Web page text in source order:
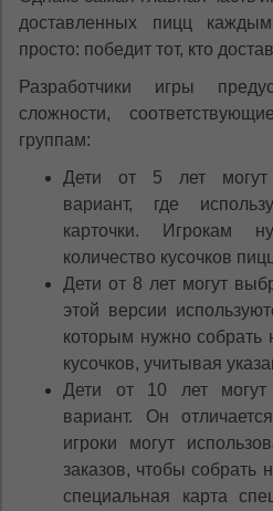
доставленных пицц
просто: победит тот, кто
Разработчики игры
сложности,
группам:
Дети от 5 лет могут
вариант, где
карточки. Игрокам
количество кусочков
Дети от 8 лет могут
этой версии
которым нужно собрать
кусочков, учитывая
Дети от 10 лет могут
вариант. Он
игроки могут
заказов, чтобы собрать
специальная карта